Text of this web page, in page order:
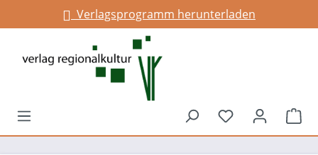
springenVerlagsprogramm herunterladen
Du hast 0